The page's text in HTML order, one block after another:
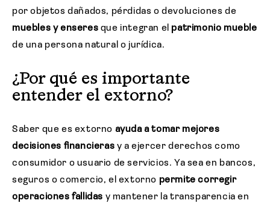
por objetos dañados, pérdidas o devoluciones de
muebles y enseres que integran el patrimonio mueble
de una persona natural o jurídica.
¿Por qué es importante
entender el extorno?
Saber que es extorno ayuda a tomar mejores
decisiones financieras y a ejercer derechos como
consumidor o usuario de servicios. Ya sea en bancos,
seguros o comercio, el extorno permite corregir
operaciones fallidas y mantener la transparencia en